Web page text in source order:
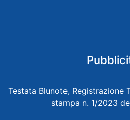
Testata Blunote, Registrazione
stampa n. 1/2023